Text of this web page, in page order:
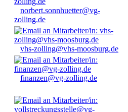
norbert.sonnhuetter@vg-
zolling.de
vhs-zolling@vhs-moosburg.de
finanzen@vg-zolling.de